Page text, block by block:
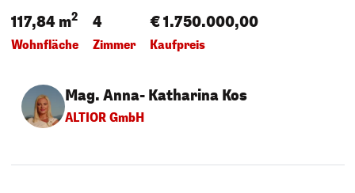
117,84 m2
Wohnfläche
4
Zimmer
€ 1.750.000,00
Kaufpreis
Mag. Anna- Katharina Kos
ALTIOR GmbH